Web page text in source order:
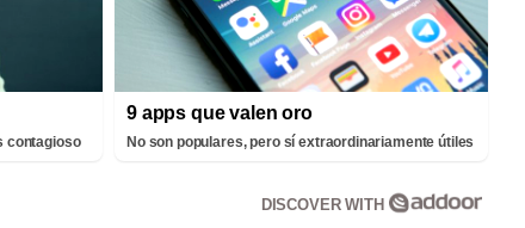
contagioso
9 apps que valen oro
No son populares, pero sí extraordinariamente útiles
DISCOVER WITH